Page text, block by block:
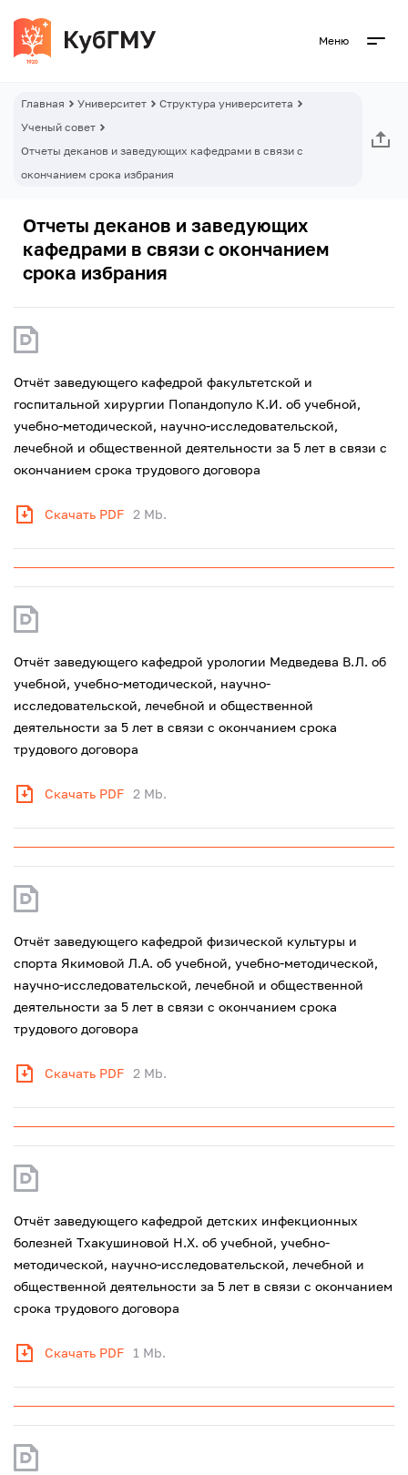
Меню
Главная Университет
Структура университета
Ученый совет
Отчеты деканов и заведующих кафедрами в связи с
окончанием срока избрания
Отчеты деканов и заведующих
кафедрами в связи с окончанием
срока избрания
Отчёт заведующего кафедрой факультетской и
госпитальной хирургии Попандопуло К.И. об учебной,
учебно-методической, научно-исследовательской,
лечебной и общественной деятельности за 5 лет в связи с
окончанием срока трудового договора
Скачать PDF 2 Mb.
Отчёт заведующего кафедрой урологии Медведева В.Л. об
учебной, учебно-методической, научно-
исследовательской, лечебной и общественной
деятельности за 5 лет в связи с окончанием срока
трудового договора
Скачать PDF 2 Mb.
Отчёт заведующего кафедрой физической культуры и
спорта Якимовой Л.А. об учебной, учебно-методической,
научно-исследовательской, лечебной и общественной
деятельности за 5 лет в связи с окончанием срока
трудового договора
Скачать PDF 2 Mb.
Отчёт заведующего кафедрой детских инфекционных
болезней Тхакушиновой Н.Х. об учебной, учебно-
методической, научно-исследовательской, лечебной и
общественной деятельности за 5 лет в связи с окончанием
срока трудового договора
Скачать PDF 1 Mb.